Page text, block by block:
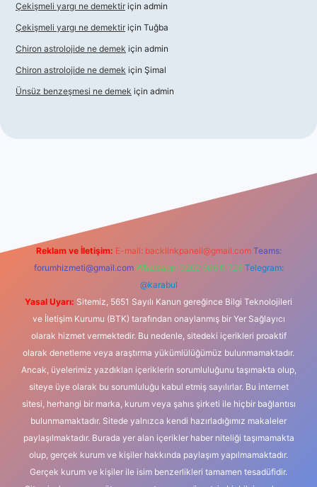
Çekişmeli yargı ne demektir için admin
Çekişmeli yargı ne demektir için Tuğba
Chiron astrolojide ne demek için admin
Chiron astrolojide ne demek için Şimal
Ünsüz benzeşmesi ne demek için admin
Reklam ve İletişim: E-mail: backlinkpaneli@gmail.com Teams:
forumhizmeti@gmail.com Whatsapp: 0262 606 0 726 Telegram:
@karabul
Yasal Uyarı: Sitemiz, 5651 Sayılı Kanun gereğince Bilgi Teknolojileri
ve İletişim Kurumu (BTK) tarafından onaylanmış bir Yer Sağlayıcı
olarak hizmet vermektedir. Bu nedenle, sitedeki içerikleri proaktif
olarak denetleme veya araştırma yükümlülüğümüz bulunmamaktadır.
Ancak, üyelerimiz yazdıkları içeriklerin sorumluluğunu taşımakta olup,
siteye üye olarak bu sorumluluğu kabul etmiş sayılırlar. Bu internet
sitesi, herhangi bir marka, kurum veya şahıs şirketi ile hiçbir bağlantısı
bulunmamaktadır. Sitede yalnızca kendi hazırladığımız makaleler
paylaşılmaktadır. Burada yer alan içerikler haber niteliği taşımamakta
olup, gerçek kurum ve kişiler hakkında paylaşım yapılmamaktadır.
Gerçek kurum ve kişiler ile isim benzerlikleri tamamen tesadüfidir.